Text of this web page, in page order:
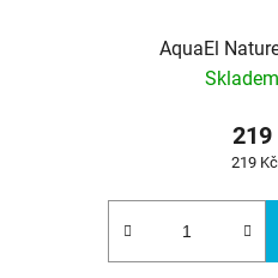
AquaEl
Skladem
219
Měrná
219